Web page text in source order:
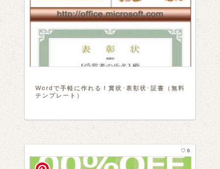
Wordで手軽に作れる！賞状･表彰状･証書（無料
テンプレート）
♡ 6